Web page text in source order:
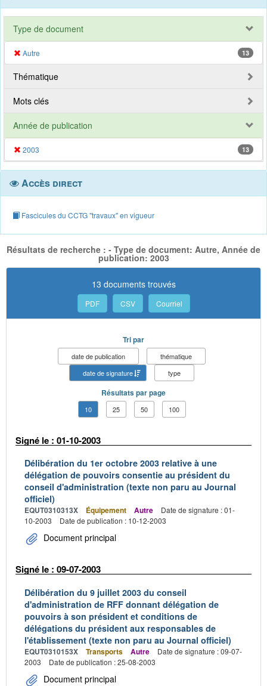
Type de document
Autre 13
Thématique
Mots clés
Année de publication
2003 13
Accès direct
Fascicules du CCTG "travaux" en vigueur
Résultats de recherche : - Type de document: Autre, Année de
publication: 2003
13 documents trouvés
PDF CSV Courriel
Tri par
date de publication
thématique
date de signature
type
Résultats par page
10 25 50 100
Signé le : 01-10-2003
Délibération du 1er octobre 2003 relative à une
délégation de pouvoirs consentie au président du
conseil d'administration (texte non paru au Journal
officiel)
EQUT0310313X Équipement Autre
Date de signature : 01-
10-2003
Date de publication : 10-12-2003
Document principal
Signé le : 09-07-2003
Délibération du 9 juillet 2003 du conseil
d'administration de RFF donnant délégation de
pouvoirs à son président et conditions de
délégations du président aux responsables de
l'établissement (texte non paru au Journal officiel)
EQUT0310153X Transports Autre
Date de signature : 09-07-
2003
Date de publication : 25-08-2003
Document principal